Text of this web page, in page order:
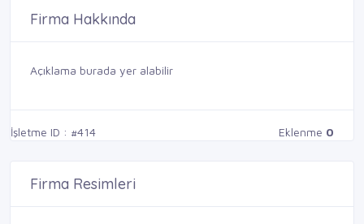
Firma Hakkında
Açıklama burada yer alabilir
İşletme ID : #414 Eklenme 0
Firma Resimleri